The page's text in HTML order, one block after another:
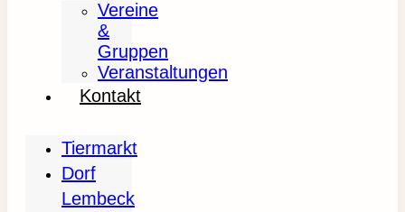
Vereine
&
Gruppen
Veranstaltungen
Kontakt
Tiermarkt
Dorf
Lembeck